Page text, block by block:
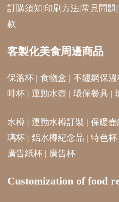
訂購須知|印刷方法|常見問題|
款
客製化美食周邊商品
保溫杯 | 食物盒 | 不鏽鋼保溫
啡杯 | 運動水壺 | 環保餐具 |
水樽 | 運動水樽訂製 | 保暖壺
璃杯 | 鋁水樽紀念品 | 特色杯
廣告紙杯 | 廣告杯
Customization of food